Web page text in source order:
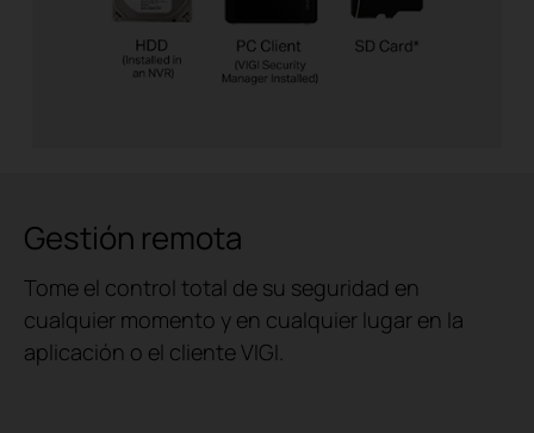
Gestión remota
Tome el control total de su seguridad en
cualquier momento y en cualquier lugar en la
aplicación o el cliente VIGI.